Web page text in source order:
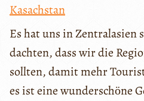
Kasachstan
Es hat uns in Zentralasien
dachten, dass wir die
sollten, damit mehr
es ist eine wunderschӧne